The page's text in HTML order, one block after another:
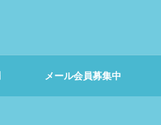
メール会員募集中